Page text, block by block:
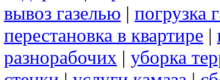
вывоз газелью | погрузка
перестановка в квартире |
разнорабочих | уборка